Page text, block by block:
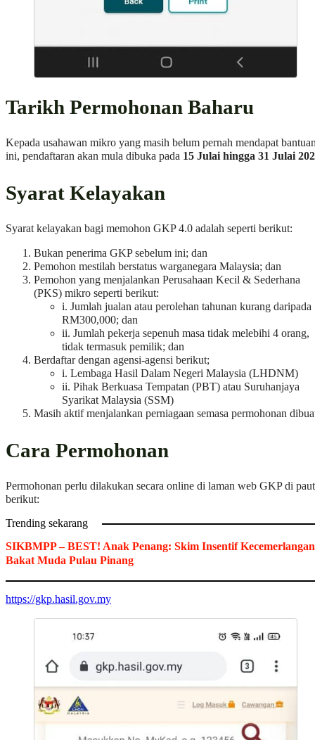
Tarikh Permohonan Baharu
Kepada usahawan mikro yang masih belum pernah mendapat
ini, pendaftaran akan mula dibuka pada 15 Julai hingga 31 Julai
Syarat Kelayakan
Syarat kelayakan bagi memohon GKP 4.0 adalah seperti berikut:
Bukan penerima GKP sebelum ini; dan
Pemohon mestilah berstatus warganegara Malaysia; dan
Pemohon yang menjalankan Perusahaan Kecil & Sederhana
(PKS) mikro seperti berikut:
i. Jumlah jualan atau perolehan tahunan kurang daripada
RM300,000; dan
ii. Jumlah pekerja sepenuh masa tidak melebihi 4 orang,
tidak termasuk pemilik; dan
Berdaftar dengan agensi-agensi berikut;
i. Lembaga Hasil Dalam Negeri Malaysia (LHDNM)
ii. Pihak Berkuasa Tempatan (PBT) atau Suruhanjaya
Syarikat Malaysia (SSM)
Masih aktif menjalankan perniagaan semasa permohonan
Cara Permohonan
Permohonan perlu dilakukan secara online di laman web GKP di
berikut:
Trending sekarang
SIKBMPP – BEST! Anak Penang: Skim Insentif Kecemerlangan
Bakat Muda Pulau Pinang
https://gkp.hasil.gov.my